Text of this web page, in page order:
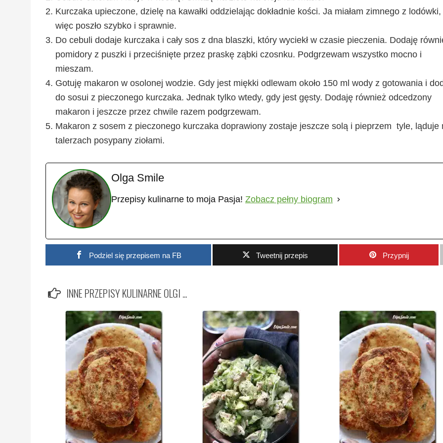
Kurczaka upieczone, dzielę na kawałki oddzielając dokładnie kości. Ja miałam zimnego z lodówki,
więc poszło szybko i sprawnie.
Do cebuli dodaje kurczaka i cały sos z dna blaszki, który wyciekł w czasie pieczenia. Dodaję
pomidory z puszki i przeciśnięte przez praskę ząbki czosnku. Podgrzewam wszystko mocno i
mieszam.
Gotuję makaron w osolonej wodzie. Gdy jest miękki odlewam około 150 ml wody z gotowania i
do sosui z pieczonego kurczaka. Jednak tylko wtedy, gdy jest gęsty. Dodaję również odcedzony
makaron i jeszcze przez chwile razem podgrzewam.
Makaron z sosem z pieczonego kurczaka doprawiony zostaje jeszcze solą i pieprzem tyle, ląduje
talerzach posypany ziołami.
Olga Smile
Przepisy kulinarne to moja Pasja! Zobacz pełny biogram
Podziel się przepisem na FB Tweetnij przepis Przypnij
INNE PRZEPISY KULINARNE OLGI ...